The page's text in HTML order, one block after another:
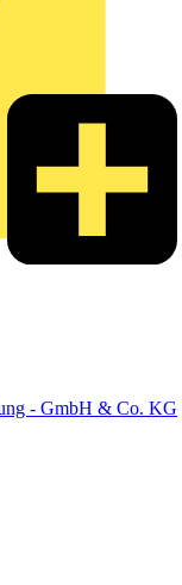
- GmbH & Co. KG